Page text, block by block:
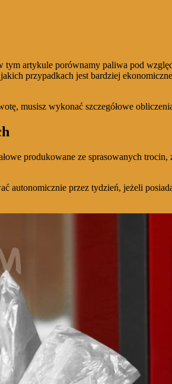
artykule porównamy paliwa pod
przypadkach jest bardziej
musisz wykonać szczegółowe
produkowane ze sprasowanych
przez tydzień, jeżeli